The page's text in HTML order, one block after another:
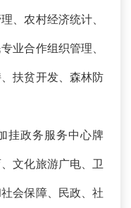
、农村经济统计、
业合作组织管理、
扶贫开发、森林防
挂政务服务中心牌
文化旅游广电、卫
会保障、民政、社